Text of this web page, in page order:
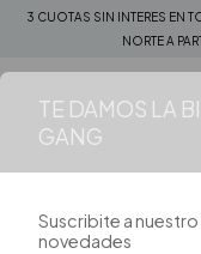
3 CUOTAS SIN INTERES EN
NORTE A
TE DAMOS LA
GANG
Suscribite a
novedades